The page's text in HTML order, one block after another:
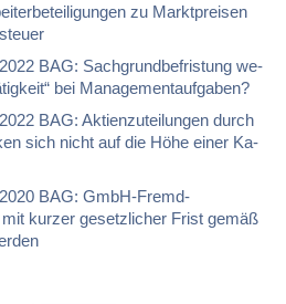
zu Markt­prei­sen
BAG: Sach­grund­be­fris­tung we­
bei Ma­nage­ment­auf­ga­ben?
BAG: Ak­ti­en­zu­tei­lun­gen durch
sich nicht auf die Höhe ei­ner Ka­
BAG: GmbH-Fremd­
kur­zer ge­setz­li­cher Frist gemäß